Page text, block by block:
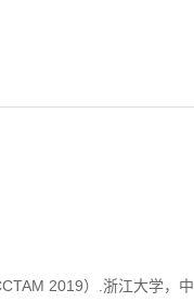
2019）.浙江大学，中